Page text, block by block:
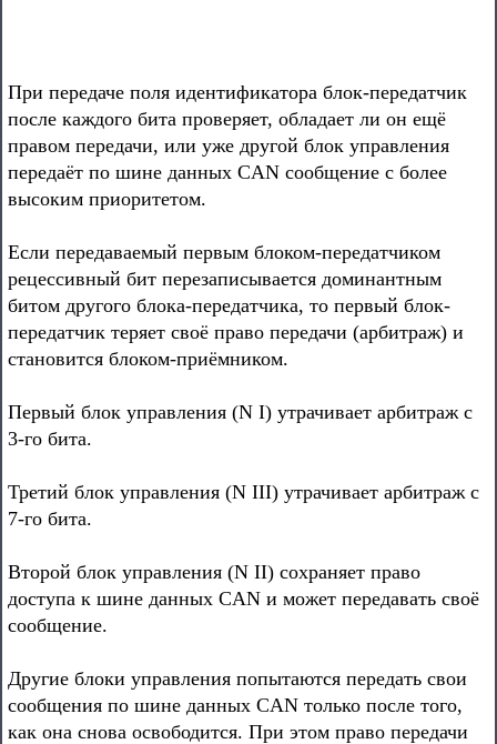
При передаче поля идентификатора блок-передатчик
после каждого бита проверяет, обладает ли он ещё
правом передачи, или уже другой блок управления
передаёт по шине данных CAN сообщение с более
высоким приоритетом.
Если передаваемый первым блоком-передатчиком
рецессивный бит перезаписывается доминантным
битом другого блока-передатчика, то первый блок-
передатчик теряет своё право передачи (арбитраж) и
становится блоком-приёмником.
Первый блок управления (N I) утрачивает арбитраж с
3-го бита.
Третий блок управления (N III) утрачивает арбитраж с
7-го бита.
Второй блок управления (N II) сохраняет право
доступа к шине данных CAN и может передавать своё
сообщение.
Другие блоки управления попытаются передать свои
сообщения по шине данных CAN только после того,
как она снова освободится. При этом право передачи